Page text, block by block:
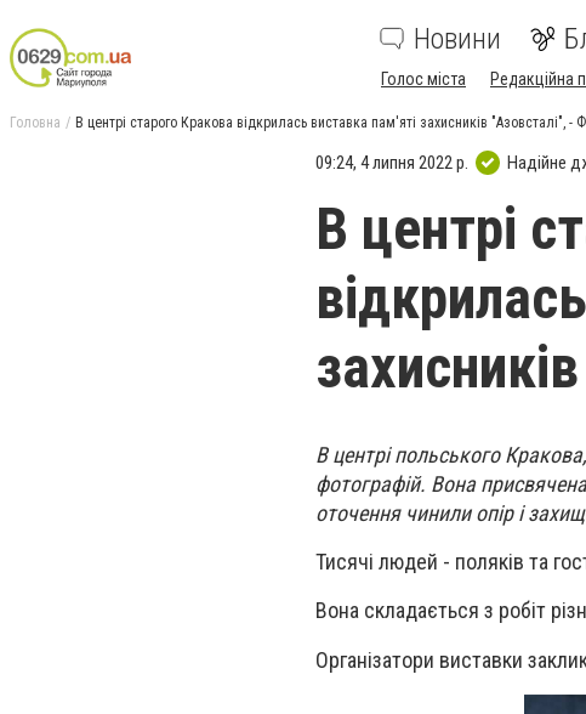
Новини
Голос міста Редакційна
Головна В центрі старого Кракова відкрилась виставка пам'яті захисників "Азовсталі", -
09:24, 4 липня 2022 р. Надійне
В центрі
В центрі польського
фотографій. Вона
оточення чинили опір і
Тисячі людей - поляків та
Вона складається з робіт
Організатори виставки